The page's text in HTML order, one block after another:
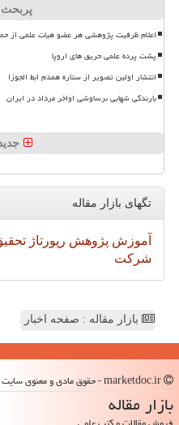
پربحث
اعلام ظرفیت پژوهشی هر عضو هیات علمی از
پشت پرده علمی حریق های اروپا
انتشار اولین تصویر از ستاره همدم ابط الجوزا
بارندگی شهابی برساوشی اواخر مرداد در ایران
تگهای بازار مقاله
آموزش پژوهش رپورتاژ
شركت
بازار مقاله : صفحه اخبار
بازار مقاله